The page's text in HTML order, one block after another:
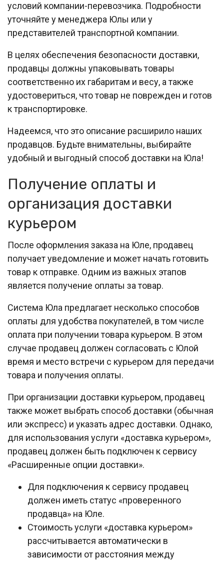
условий компании-перевозчика. Подробности
уточняйте у менеджера Юлы или у
представителей транспортной компании.
В целях обеспечения безопасности доставки,
продавцы должны упаковывать товары
соответственно их габаритам и весу, а также
удостовериться, что товар не поврежден и готов
к транспортировке.
Надеемся, что это описание расширило наших
продавцов. Будьте внимательны, выбирайте
удобный и выгодный способ доставки на Юла!
Получение оплаты и
организация доставки
курьером
После оформления заказа на Юле, продавец
получает уведомление и может начать готовить
товар к отправке. Одним из важных этапов
является получение оплаты за товар.
Система Юла предлагает несколько способов
оплаты для удобства покупателей, в том числе
оплата при получении товара курьером. В этом
случае продавец должен согласовать с Юлой
время и место встречи с курьером для передачи
товара и получения оплаты.
При организации доставки курьером, продавец
также может выбрать способ доставки (обычная
или экспресс) и указать адрес доставки. Однако,
для использования услуги «доставка курьером»,
продавец должен быть подключен к сервису
«Расширенные опции доставки».
Для подключения к сервису продавец
должен иметь статус «проверенного
продавца» на Юле.
Стоимость услуги «доставка курьером»
рассчитывается автоматически в
зависимости от расстояния между